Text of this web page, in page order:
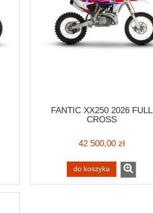
FANTIC XX250 2026 FULL
CROSS
42 500,00 zł
do koszyka